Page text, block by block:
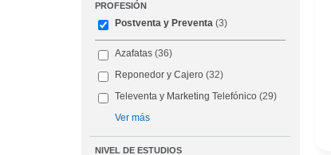
PROFESIÓN
Postventa y Preventa (3)
Azafatas (36)
Reponedor y Cajero (32)
Televenta y Marketing Telefónico (29)
Ver más
NIVEL DE ESTUDIOS